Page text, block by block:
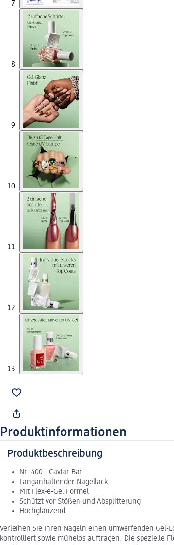
Produktinformationen
Produktbeschreibung
Nr. 400 - Caviar Bar
Langanhaltender Nagellack
Mit Flex-e-Gel Formel
Schützt vor Stößen und Absplitterung
Hochglänzend
Verleihen Sie Ihren Nägeln einen umwerfenden Gel-
kontrolliert sowie mühelos auftragen. Die spezielle